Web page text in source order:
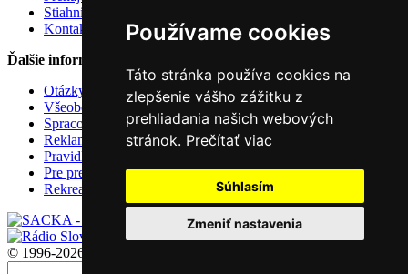
Používame cookies
Táto stránka používa cookies na
zlepšenie vášho zážitku z
prehliadania našich webových
stránok. Prečítať viac
Súhlasím
Zmeniť nastavenia
Stiahnite si
Kontakt
Ďalšie informácie
Otázky a odpovede
Všeobecné zmluvné podmienky
Spracovanie osobných údajov
Reklamačný poriadok
Pravidlá používania cookies
Pre predajcov
Rekreačné poukazy
© 1996-2026 CK Slniečko, spol s.r.o. Všetky práva vyhradené